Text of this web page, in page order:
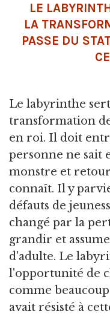
LE
LA
PASSE DU
Le labyrinthe
transformation
en roi. Il doit
personne ne sait
monstre et
connaît. Il y
défauts de
changé par la
grandir et
d'adulte. Le
l'opportunité de
comme
avait résisté à